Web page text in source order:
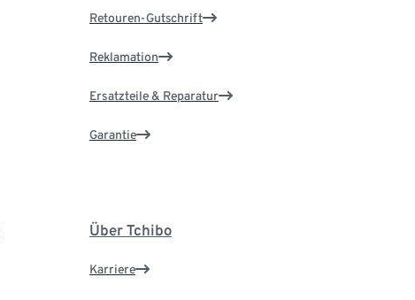
Retouren-Gutschrift
Reklamation
Ersatzteile & Reparatur
Garantie
Über Tchibo
Karriere